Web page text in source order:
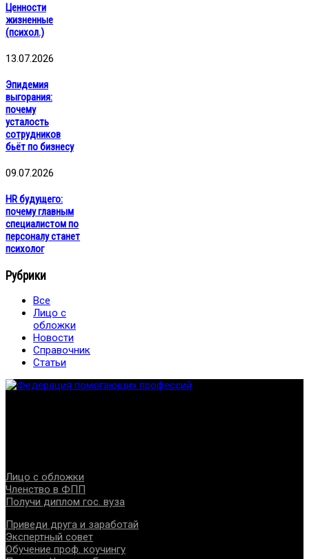
Ценности
жизненные
(психол.)
13.07.2026
Эпидемия
выгорания:
почему
усталость
сотрудников
бьёт по бизнесу
09.07.2026
HR будущего:
почему главным
специалистом по
персоналу станет
психолог
Рубрики
Все
Лицо с
обложки
Новости
Справочник
Статьи
Лицо с обложки
Членство в ФПП
Получи диплом гос. вуза
Приведи друга и заработай
Экспертный совет
Обучение проф. коучингу